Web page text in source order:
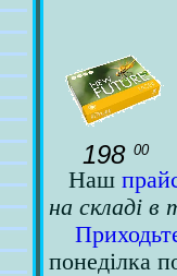
19800
Наш
на складі в
понеділка